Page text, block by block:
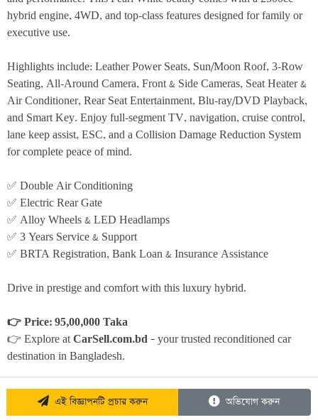
hybrid engine, 4WD, and top-class features designed for family or
executive use.
Highlights include: Leather Power Seats, Sun/Moon Roof, 3-Row
Seating, All-Around Camera, Front & Side Cameras, Seat Heater &
Air Conditioner, Rear Seat Entertainment, Blu-ray/DVD Playback,
and Smart Key. Enjoy full-segment TV, navigation, cruise control,
lane keep assist, ESC, and a Collision Damage Reduction System
for complete peace of mind.
✅ Double Air Conditioning
✅ Electric Rear Gate
✅ Alloy Wheels & LED Headlamps
✅ 3 Years Service & Support
✅ BRTA Registration, Bank Loan & Insurance Assistance
Drive in prestige and comfort with this luxury hybrid.
👉 Price: 95,00,000 Taka
👉 Explore at CarSell.com.bd – your trusted reconditioned car
destination in Bangladesh.
এই বিজ্ঞাপনটি প্রচার করুন অভিযোগ করুন